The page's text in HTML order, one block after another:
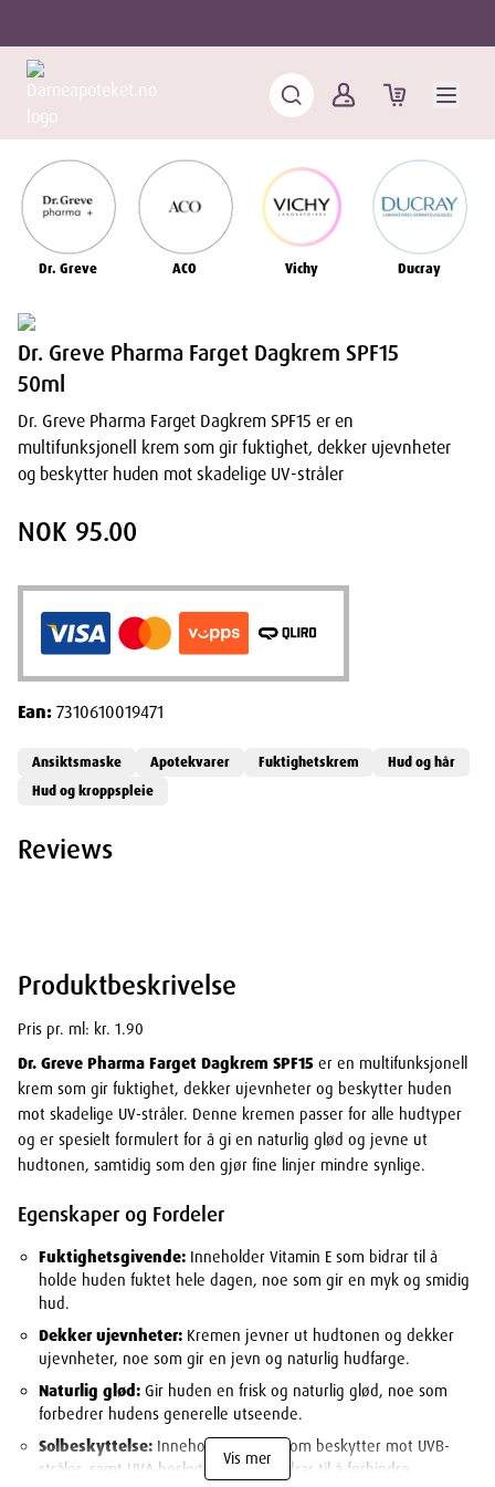
Dr. Greve ACO Vichy Ducray
Produktbeskrivelse
Pris pr. ml: kr. 1.90
Dr. Greve Pharma Farget Dagkrem SPF15 er en multifunksjonell
krem som gir fuktighet, dekker ujevnheter og beskytter huden
mot skadelige UV-stråler. Denne kremen passer for alle hudtyper
og er spesielt formulert for å gi en naturlig glød og jevne ut
hudtonen, samtidig som den gjør fine linjer mindre synlige.
Egenskaper og Fordeler
Fuktighetsgivende: Inneholder Vitamin E som bidrar til å
holde huden fuktet hele dagen, noe som gir en myk og smidig
hud.
Dekker ujevnheter: Kremen jevner ut hudtonen og dekker
ujevnheter, noe som gir en jevn og naturlig hudfarge.
Naturlig glød: Gir huden en frisk og naturlig glød, noe som
forbedrer hudens generelle utseende.
Solbeskyttelse: Inneholder SPF 15 som beskytter mot UVB-
stråler, samt UVA-beskyttelse som bidrar til å forhindre
Vis mer
Dr. Greve Pharma Farget Dagkrem SPF15
50ml
Dr. Greve Pharma Farget Dagkrem SPF15 er en
multifunksjonell krem som gir fuktighet, dekker ujevnheter
og beskytter huden mot skadelige UV-stråler
NOK 95.00
Ean:7310610019471
Ansiktsmaske Apotekvarer Fuktighetskrem
Hud og hår
Hud og kroppspleie
Reviews